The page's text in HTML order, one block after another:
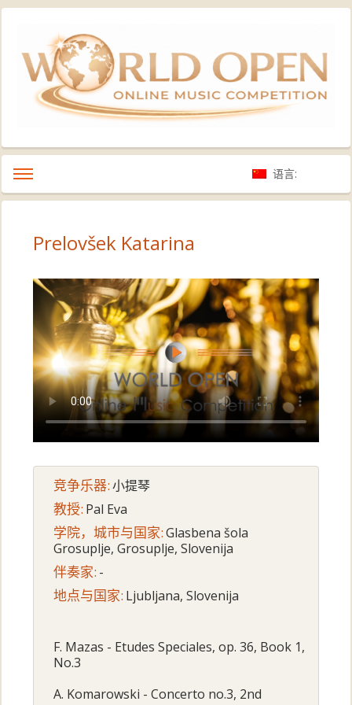
语言:
Prelovšek Katarina
竞争乐器:小提琴
教授: Pal Eva
学院，城市与国家:Glasbena šola
Grosuplje, Grosuplje, Slovenija
伴奏家: -
地点与国家: Ljubljana, Slovenija
F. Mazas - Etudes Speciales, op. 36, Book 1,
No.3
A. Komarowski - Concerto no.3, 2nd